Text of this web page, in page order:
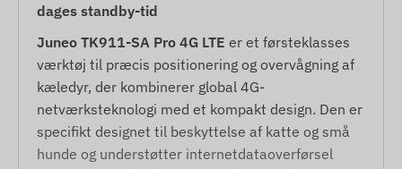
dages standby-tid
Juneo TK911-SA Pro 4G LTE er et førsteklasses
værktøj til præcis positionering og overvågning af
kæledyr, der kombinerer global 4G-
netværksteknologi med et kompakt design. Den er
specifikt designet til beskyttelse af katte og små
hunde og understøtter internetdataoverførsel